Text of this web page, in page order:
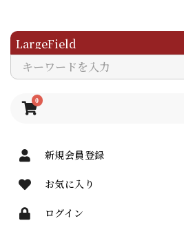
0
新規会員登録
お気に入り
ログイン